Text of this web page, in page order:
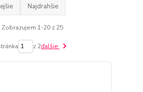
Najdrahšie
Zobrazujem 1-20 z 25
z 2ďalšie